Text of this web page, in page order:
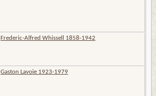
Frederic-Alfred Whissell 1858-1942
Gaston Lavoie 1923-1979